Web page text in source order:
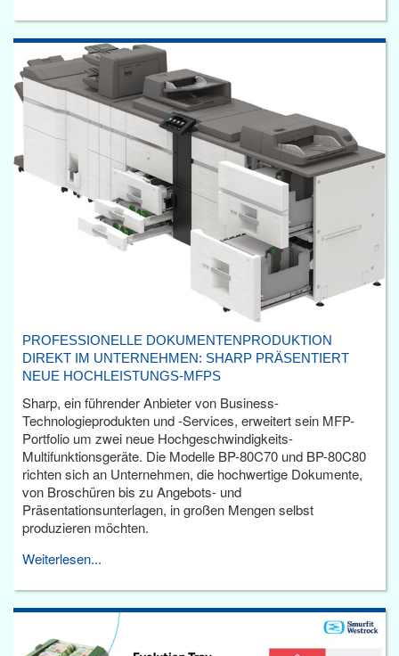
PROFESSIONELLE DOKUMENTENPRODUKTION
DIREKT IM UNTERNEHMEN: SHARP PRÄSENTIERT
NEUE HOCHLEISTUNGS-MFPS
Sharp, ein führender Anbieter von Business-
Technologieprodukten und -Services, erweitert sein MFP-
Portfolio um zwei neue Hochgeschwindigkeits-
Multifunktionsgeräte. Die Modelle BP-80C70 und BP-80C80
richten sich an Unternehmen, die hochwertige Dokumente,
von Broschüren bis zu Angebots- und
Präsentationsunterlagen, in großen Mengen selbst
produzieren möchten.
Weiterlesen...